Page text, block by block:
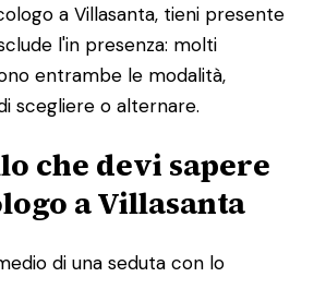
a Villasanta, tieni presente
l'in presenza: molti
entrambe le modalità,
scegliere o alternare.
che devi sapere
a Villasanta
di una seduta con lo